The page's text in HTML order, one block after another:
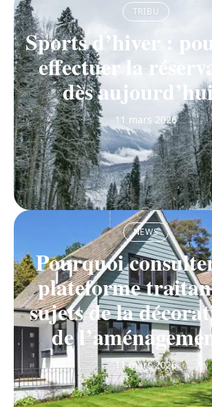
TRIBU
Sports d’hiver :
effectuer la
dès
11 mars 2026
NEWS
Pourquoi
plateforme
sujets de la
de
11 mars 2026